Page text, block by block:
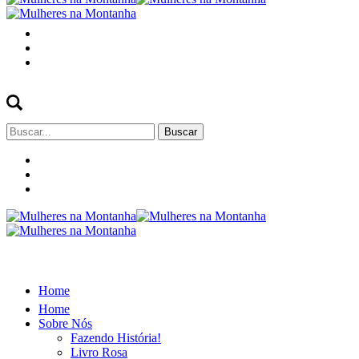
Buscar
por:
Home
Home
Sobre Nós
Fazendo História!
Livro Rosa